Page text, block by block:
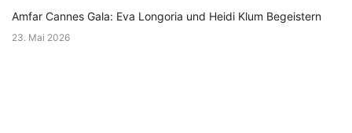
Amfar Cannes Gala: Eva Longoria und Heidi Klum Begeistern
23. Mai 2026